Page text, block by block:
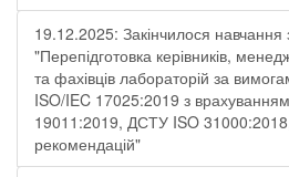
19.12.2025: Закінчилося навчання
"Перепідготовка керівників,
та фахівців лабораторій за
ISO/IEC 17025:2019 з
19011:2019, ДСТУ ISO
рекомендацій"